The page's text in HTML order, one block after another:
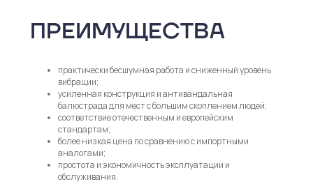
ПРЕИМУЩЕСТВА
практически бесшумная работа и сниженный уровень
вибрации;
усиленная конструкция и антивандальная
балюстрада для мест с большим скоплением людей;
соответствие отечественным и европейским
стандартам;
более низкая цена по сравнению с импортными
аналогами;
простота и экономичность эксплуатации и
обслуживания.